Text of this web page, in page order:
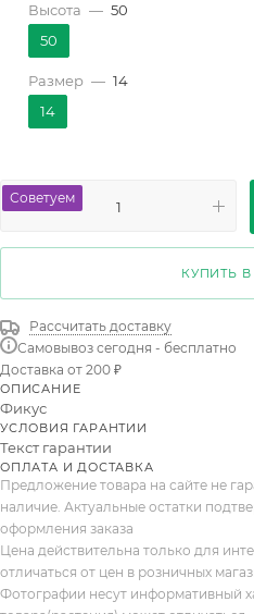
Советуем
Sofia Shivereana
Анастасия
Radicans green
Benjamina Moclame
Высота — 50
50
Размер — 14
14
КУПИТЬ В
Рассчитать доставку
Самовывоз сегодня - бесплатно
Доставка от 200 ₽
ОПИСАНИЕ
Фикус
УСЛОВИЯ ГАРАНТИИ
Текст гарантии
ОПЛАТА И ДОСТАВКА
Предложение товара на сайте не
наличие. Актуальные остатки
оформления заказа
Цена действительна только для
отличаться от цен в розничных
Фотографии несут информативный